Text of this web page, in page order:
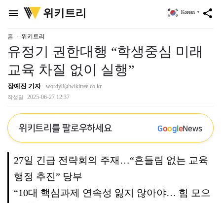
menu
위
키
리
위키트리 share
Korean ▼
홈 위키트리
유정기 권한대행 “학생중심 미래
교육 차질 없이 실행”
장예진 기자 wordy8@wikitree.co.kr
작성일 2025-06-27 12:37
위키트리를 팔로우하세요 GoogleNews
27일 긴급 전략회의 주재…“흔들림 없는 교육
행정 추진” 당부
“10대 핵심과제 연속성 잃지 않아야… 힘 모으